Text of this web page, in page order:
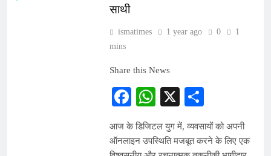
साथी
ismatimes 1 year ago 0
1
mins
Share this News
Facebook
WhatsApp
X
आज के डिजिटल युग में, व्यवसायों को अपनी
ऑनलाइन उपस्थिति मजबूत करने के लिए एक